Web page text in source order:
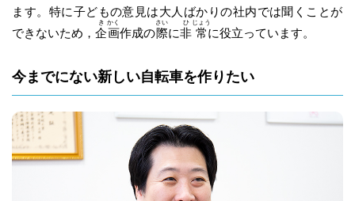
ます。特に子どもの意見は大人ばかりの社内では聞くことが
できないため，企
き
画
かく
作成の際
さい
に非
ひ
常
じょう
に役立っています。
今までにない新しい自転車を作りたい